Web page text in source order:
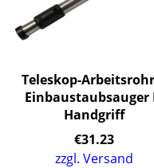
Teleskop-
Einbaustaubsauger
Handgriff
€31.23
zzgl. Versand